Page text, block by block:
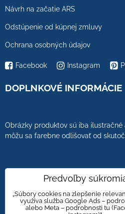
Návrh na začatie ARS
Odstúpenie od kúpnej zmluvy
Ochrana osobných údajov
Facebook Instagram
DOPLNKOVÉ INFORMÁCIE
Obrázky produktov sú iba ilustračné
môžu sa farebne odlišovať od
Farebnosť obrázkov tiež
zobrazovacej jednotky.
Predvoľby
„Súbory cookies na zlepšenie
využíva služba Google Ads –
alebo Meta – podrobnosti tu